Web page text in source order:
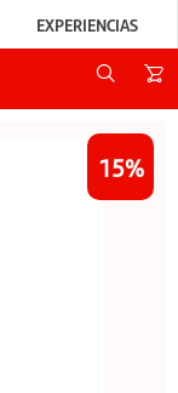
EXPERIENCIAS
15